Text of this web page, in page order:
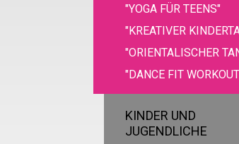
"YOGA FÜR TEENS"
"KREATIVER
"ORIENTALISCHER
"DANCE FIT
KINDER UND
JUGENDLICHE